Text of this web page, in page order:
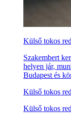
Külső tokos
Szakembert
helyen jár,
Budapest és
Külső tokos
Külső tokos